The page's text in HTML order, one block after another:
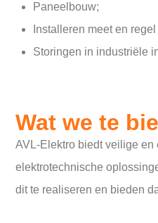
Paneelbouw;
Installeren meet en
Storingen in industriële
Wat we te
AVL-Elektro biedt veilige en
elektrotechnische
dit te realiseren en bieden